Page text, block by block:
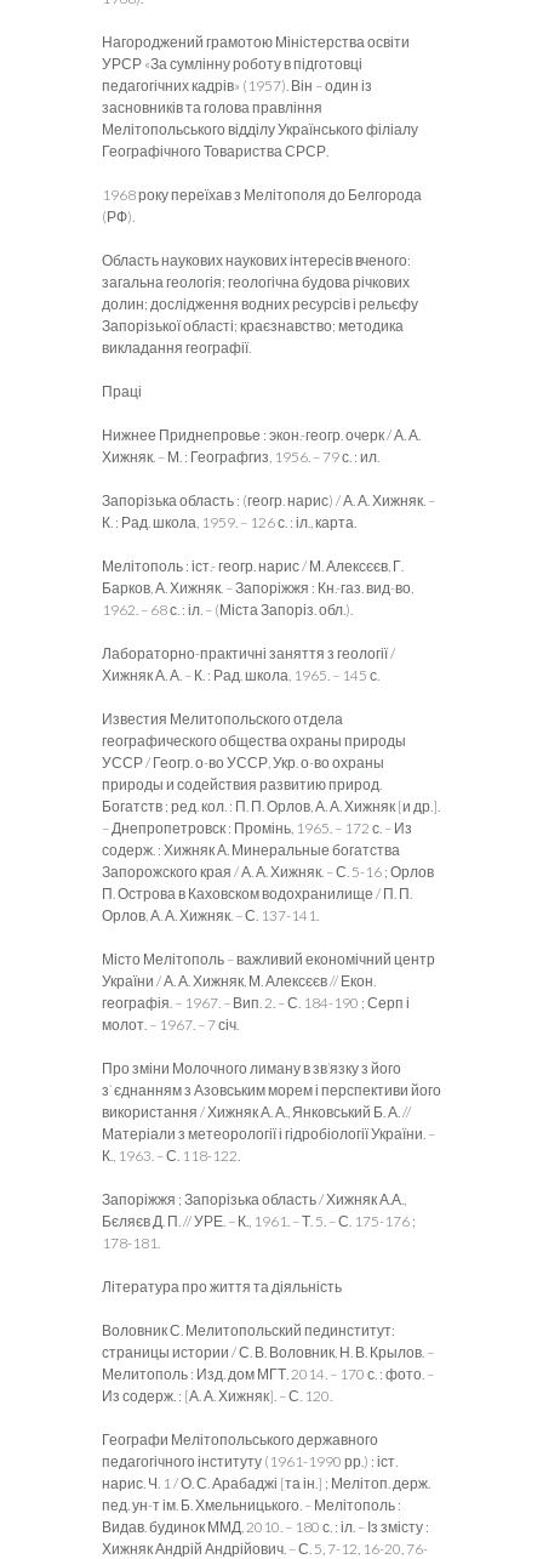
Нагороджений грамотою Міністерства освіти
УРСР «За сумлінну роботу в підготовці
педагогічних кадрів» (1957). Він – один із
засновників та голова правління
Мелітопольського відділу Українського філіалу
Географічного Товариства СРСР.
1968 року переїхав з Мелітополя до Белгорода
(РФ).
Область наукових наукових інтересів вченого:
загальна геологія; геологічна будова річкових
долин; дослідження водних ресурсів і рельєфу
Запорізької області; краєзнавство; методика
викладання географії.
Праці
Нижнее Приднепровье : экон.-геогр. очерк / А. А.
Хижняк. – М. : Географгиз, 1956. – 79 с. : ил.
Запорізька область : (геогр. нарис) / А. А. Хижняк. –
К. : Рад. школа, 1959. – 126 с. : іл., карта.
Мелітополь : іст.- геогр. нарис / М. Алексєєв, Г.
Барков, А. Хижняк. – Запоріжжя : Кн.-газ. вид-во,
1962. – 68 с. : іл. – (Міста Запоріз. обл.).
Лабораторно-практичні заняття з геології /
Хижняк А. А. – К. : Рад. школа, 1965. – 145 с.
Известия Мелитопольского отдела
географического общества охраны природы
УССР / Геогр. о-во УССР, Укр. о-во охраны
природы и содействия развитию природ.
Богатств ; ред. кол. : П. П. Орлов, А. А. Хижняк [и др.].
– Днепропетровск : Промінь, 1965. – 172 с. – Из
содерж. : Хижняк А. Минеральные богатства
Запорожского края / А. А. Хижняк. – С. 5-16 ; Орлов
П. Острова в Каховском водохранилище / П. П.
Орлов, А. А. Хижняк. – С. 137-141.
Місто Мелітополь – важливий економічний центр
України / А. А. Хижняк, М. Алексєєв // Екон.
географія. – 1967. – Вип. 2. – С. 184-190 ; Серп і
молот. – 1967. – 7 січ.
Про зміни Молочного лиману в зв’язку з його
з`єднанням з Азовським морем і перспективи його
використання / Хижняк А. А., Янковський Б. А. //
Матеріали з метеорології і гідробіології України. –
К., 1963. – С. 118-122.
Запоріжжя ; Запорізька область / Хижняк А.А.,
Бєляєв Д. П. // УРЕ. – К., 1961. – Т. 5. – С. 175-176 ;
178-181.
Література про життя та діяльність
Воловник С. Мелитопольский пединститут:
страницы истории / С. В. Воловник, Н. В. Крылов. –
Мелитополь : Изд. дом МГТ, 2014. – 170 с. : фото. –
Из содерж. : [А. А. Хижняк]. – С. 120.
Географи Мелітопольського державного
педагогічного інституту (1961-1990 рр.) : іст.
нарис. Ч. 1 / О. С. Арабаджі [та ін.] ; Мелітоп. держ.
пед. ун-т ім. Б. Хмельницького. – Мелітополь :
Видав. будинок ММД, 2010. – 180 с. : іл. – Із змісту :
Хижняк Андрій Андрійович. – С. 5, 7-12, 16-20, 76-